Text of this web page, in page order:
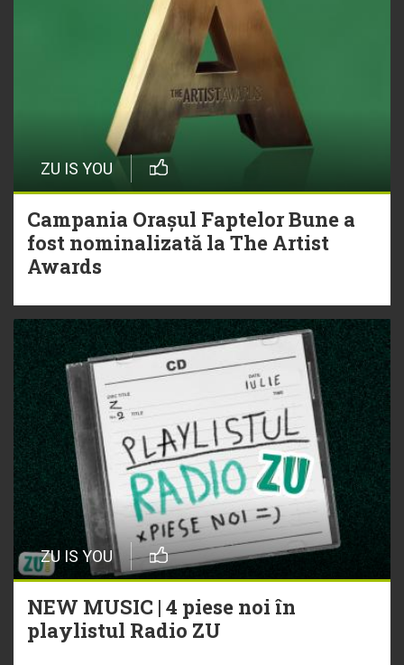
ZU IS YOU
Campania Orașul Faptelor Bune a
fost nominalizată la The Artist
Awards
ZU IS YOU
NEW MUSIC | 4 piese noi în
playlistul Radio ZU